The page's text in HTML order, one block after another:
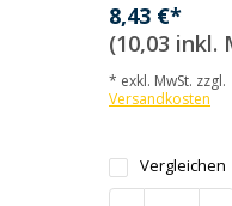
8,43 €*
(10,03 inkl.
* exkl. MwSt. zzgl.
Versandkosten
Vergleichen